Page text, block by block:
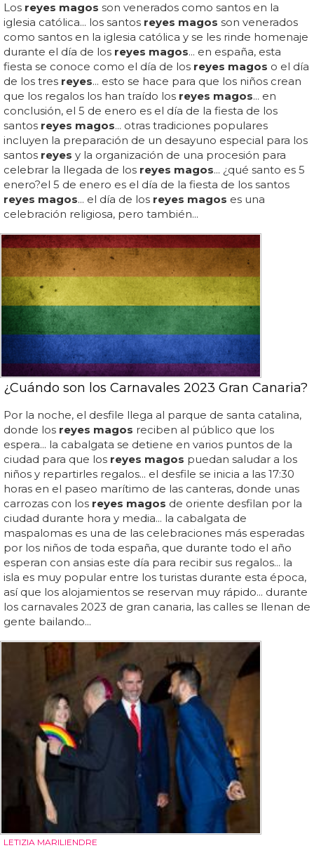
Los reyes magos son venerados como santos en la
iglesia católica... los santos reyes magos son venerados
como santos en la iglesia católica y se les rinde homenaje
durante el día de los reyes magos... en españa, esta
fiesta se conoce como el día de los reyes magos o el día
de los tres reyes... esto se hace para que los niños crean
que los regalos los han traído los reyes magos... en
conclusión, el 5 de enero es el día de la fiesta de los
santos reyes magos... otras tradiciones populares
incluyen la preparación de un desayuno especial para los
santos reyes y la organización de una procesión para
celebrar la llegada de los reyes magos... ¿qué santo es 5
enero?el 5 de enero es el día de la fiesta de los santos
reyes magos... el día de los reyes magos es una
celebración religiosa, pero también...
¿Cuándo son los Carnavales 2023 Gran Canaria?
Por la noche, el desfile llega al parque de santa catalina,
donde los reyes magos reciben al público que los
espera... la cabalgata se detiene en varios puntos de la
ciudad para que los reyes magos puedan saludar a los
niños y repartirles regalos... el desfile se inicia a las 17:30
horas en el paseo marítimo de las canteras, donde unas
carrozas con los reyes magos de oriente desfilan por la
ciudad durante hora y media... la cabalgata de
maspalomas es una de las celebraciones más esperadas
por los niños de toda españa, que durante todo el año
esperan con ansias este día para recibir sus regalos... la
isla es muy popular entre los turistas durante esta época,
así que los alojamientos se reservan muy rápido... durante
los carnavales 2023 de gran canaria, las calles se llenan de
gente bailando...
LETIZIA MARILIENDRE